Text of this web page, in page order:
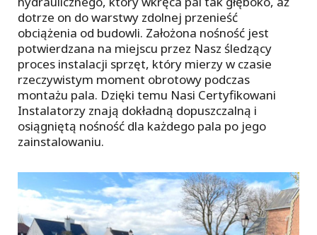
dotrze on do warstwy zdolnej przenieść
obciążenia od budowli. Założona nośność jest
potwierdzana na miejscu przez Nasz śledzący
proces instalacji sprzęt, który mierzy w czasie
rzeczywistym moment obrotowy podczas
montażu pala. Dzięki temu Nasi Certyfikowani
Instalatorzy znają dokładną dopuszczalną i
osiągniętą nośność dla każdego pala po jego
zainstalowaniu.